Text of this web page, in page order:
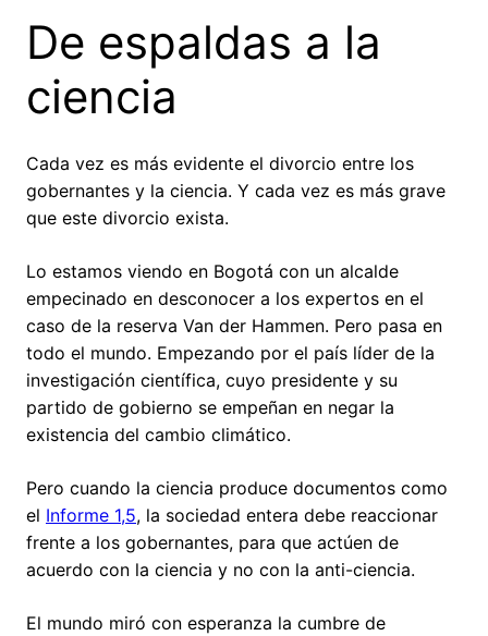
De espaldas a la
ciencia
Cada vez es más evidente el divorcio entre los
gobernantes y la ciencia. Y cada vez es más grave
que este divorcio exista.
Lo estamos viendo en Bogotá con un alcalde
empecinado en desconocer a los expertos en el
caso de la reserva Van der Hammen. Pero pasa en
todo el mundo. Empezando por el país líder de la
investigación científica, cuyo presidente y su
partido de gobierno se empeñan en negar la
existencia del cambio climático.
Pero cuando la ciencia produce documentos como
el Informe 1,5, la sociedad entera debe reaccionar
frente a los gobernantes, para que actúen de
acuerdo con la ciencia y no con la anti-ciencia.
El mundo miró con esperanza la cumbre de